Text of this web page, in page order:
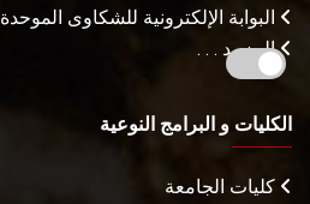
البوابة الإلكترونية للشكاوى الموحدة
المزيـد . . .
الكليات و البرامج النوعية
كليات الجامعة